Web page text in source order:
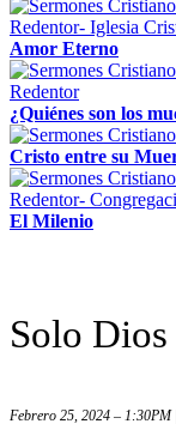
Amor Eterno
¿Quiénes son los
Cristo entre su
El Milenio
Solo
Febrero 25, 2024 –